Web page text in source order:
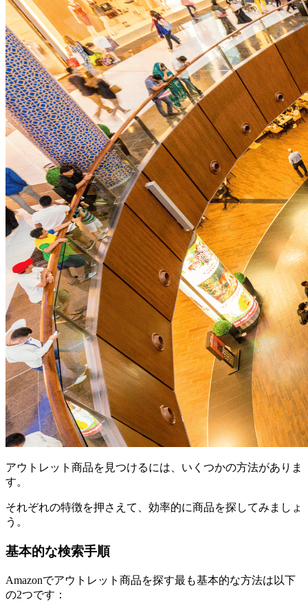
アウトレット商品を見つけるには、いくつかの方法がありま
す。
それぞれの特徴を押さえて、効率的に商品を探してみましょ
う。
基本的な検索手順
Amazonでアウトレット商品を探す最も基本的な方法は以下
の2つです：